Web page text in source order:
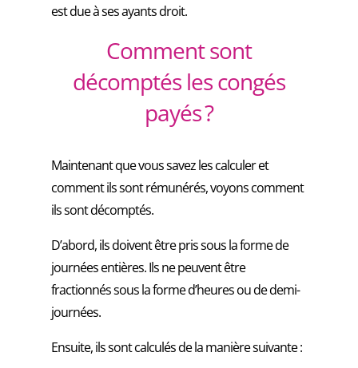
est due à ses ayants droit.
Comment sont
décomptés les congés
payés ?
Maintenant que vous savez les calculer et
comment ils sont rémunérés, voyons comment
ils sont décomptés.
D’abord, ils doivent être pris sous la forme de
journées entières. Ils ne peuvent être
fractionnés sous la forme d’heures ou de demi-
journées.
Ensuite, ils sont calculés de la manière suivante :